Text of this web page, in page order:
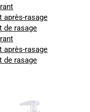
après-rasage
de rasage
après-rasage
de rasage